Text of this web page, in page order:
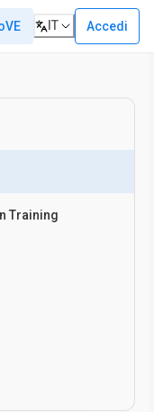
IT Accedi
Training